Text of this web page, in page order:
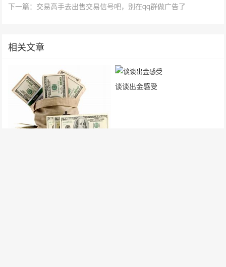
下一篇：交易高手去出售交易信号吧，别在qq群做广告了
相关文章
谈谈出金感受